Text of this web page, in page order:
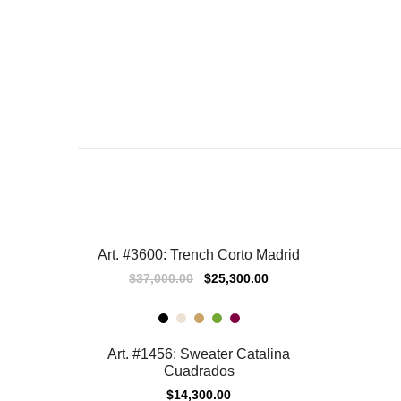
ÚLTIMOS
Art. #3600: Trench Corto Madrid
$37,000.00 $25,300.00
Art. #1456: Sweater Catalina
Cuadrados
$14,300.00